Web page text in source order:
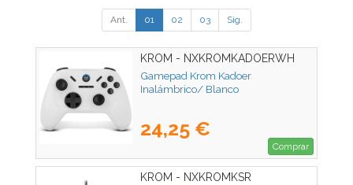
Ant. 01 02 03 Sig.
KROM - NXKROMKADOERWH
Gamepad Krom Kadoer
Inalámbrico/ Blanco
24,25 €
Comprar
KROM - NXKROMKSR